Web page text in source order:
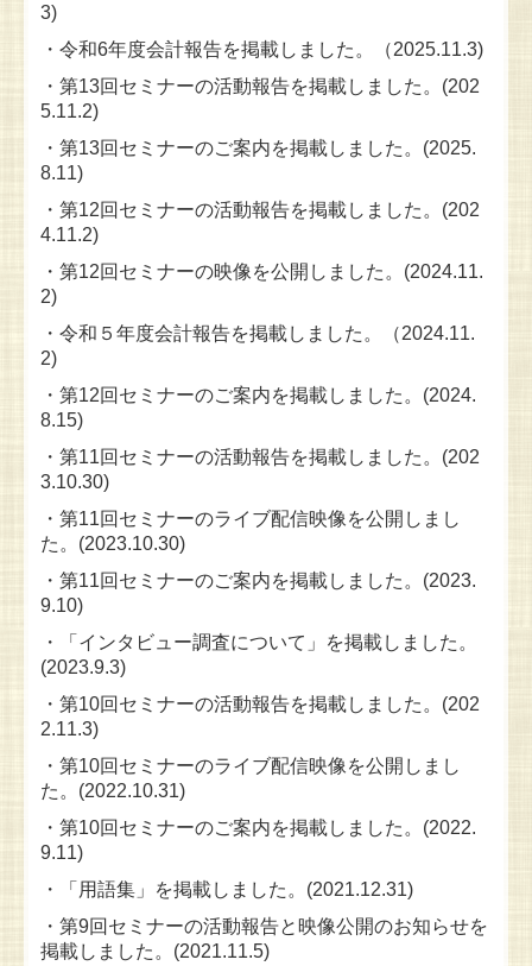
3)
・令和6年度会計報告を掲載しました。（2025.11.3)
・第13回セミナーの活動報告を掲載しました。(202
5.11.2)
・第13回セミナーのご案内を掲載しました。(2025.
8.11)
・第12回セミナーの活動報告を掲載しました。(202
4.11.2)
・第12回セミナーの映像を公開しました。(2024.11.
2)
・令和５年度会計報告を掲載しました。（2024.11.
2)
・第12回セミナーのご案内を掲載しました。(2024.
8.15)
・第11回セミナーの活動報告を掲載しました。(202
3.10.30)
・第11回セミナーのライブ配信映像を公開しまし
た。(2023.10.30)
・第11回セミナーのご案内を掲載しました。(2023.
9.10)
・「インタビュー調査について」を掲載しました。
(2023.9.3)
・第10回セミナーの活動報告を掲載しました。(202
2.11.3)
・第10回セミナーのライブ配信映像を公開しまし
た。(2022.10.31)
・第10回セミナーのご案内を掲載しました。(2022.
9.11)
・「用語集」を掲載しました。(2021.12.31)
・第9回セミナーの活動報告と映像公開のお知らせを
掲載しました。(2021.11.5)